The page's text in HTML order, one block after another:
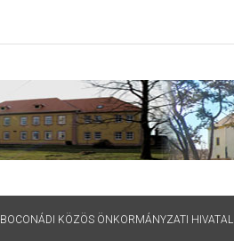
BOCONÁDI KÖZÖS ÖNKORMÁNYZATI HIVATAL